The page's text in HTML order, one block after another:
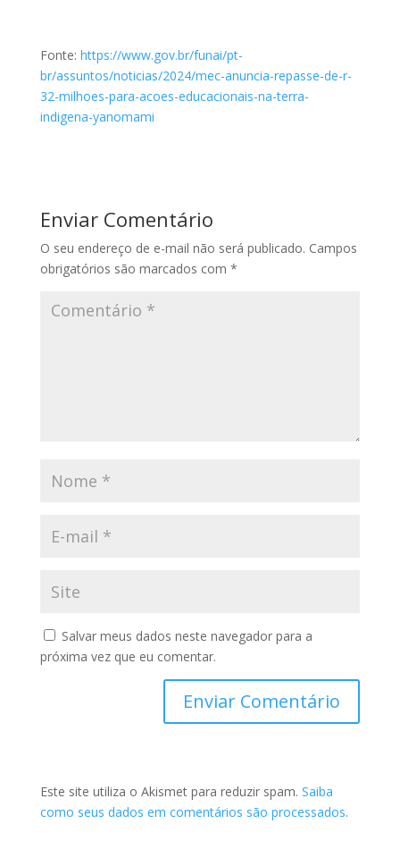
Fonte: https://www.gov.br/funai/pt-
br/assuntos/noticias/2024/mec-anuncia-repasse-de-r-
32-milhoes-para-acoes-educacionais-na-terra-
indigena-yanomami
Enviar Comentário
O seu endereço de e-mail não será publicado. Campos
obrigatórios são marcados com *
Salvar meus dados neste navegador para a
próxima vez que eu comentar.
Este site utiliza o Akismet para reduzir spam. Saiba
como seus dados em comentários são processados.